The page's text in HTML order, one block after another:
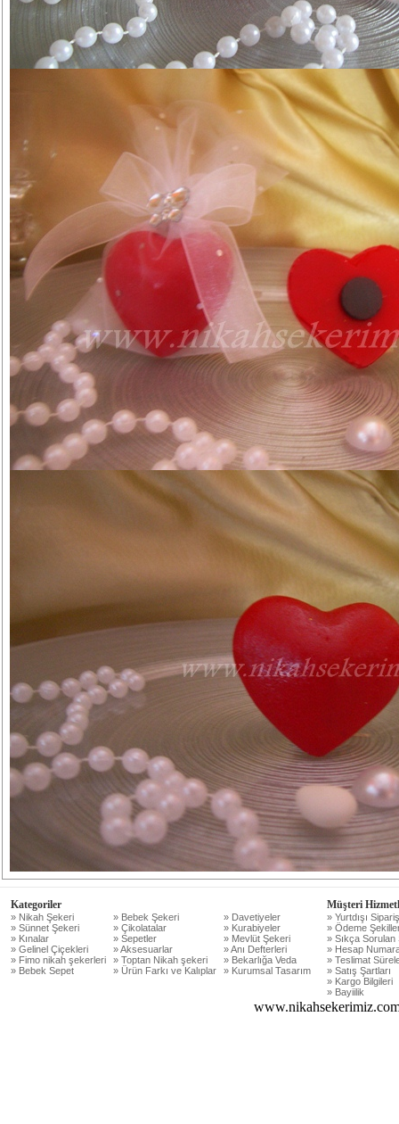
Kategoriler
» Nikah Şekeri » Bebek Şekeri
» Davetiyeler
» Sünnet Şekeri
» Çikolatalar
» Kurabiyeler
» Kınalar
» Sepetler
» Mevlüt Şekeri
» Gelinel Çiçekleri
» Aksesuarlar
» Anı Defterleri
» Fimo nikah şekerleri
» Toptan Nikah şekeri
» Bekarlığa Veda
» Bebek Sepet
» Ürün Farkı ve Kalıplar » Kurumsal Tasarım
Müşteri
» Yurtdışı
» Ödeme
» Sıkça Sorulan
» Hesap
» Teslimat
» Satış Şartları
» Kargo Bilgileri
» Bayiilik